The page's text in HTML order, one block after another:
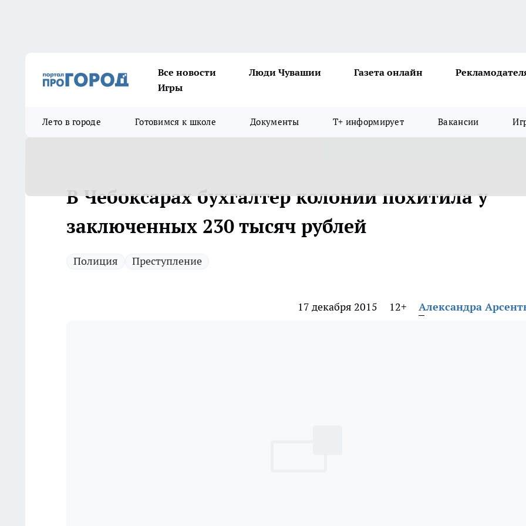
Все новости Люди Чувашии Газета онлайн
Игры
Лето в городе Готовимся к школе Документы Т+ информирует Вакансии
В Чебоксарах бухгалтер колонии похитила у
заключенных 230 тысяч рублей
Полиция Преступление
17 декабря 2015 12+ Александра